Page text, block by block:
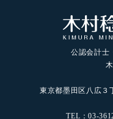
公認会計士
東京都墨田区八広
TEL：03-